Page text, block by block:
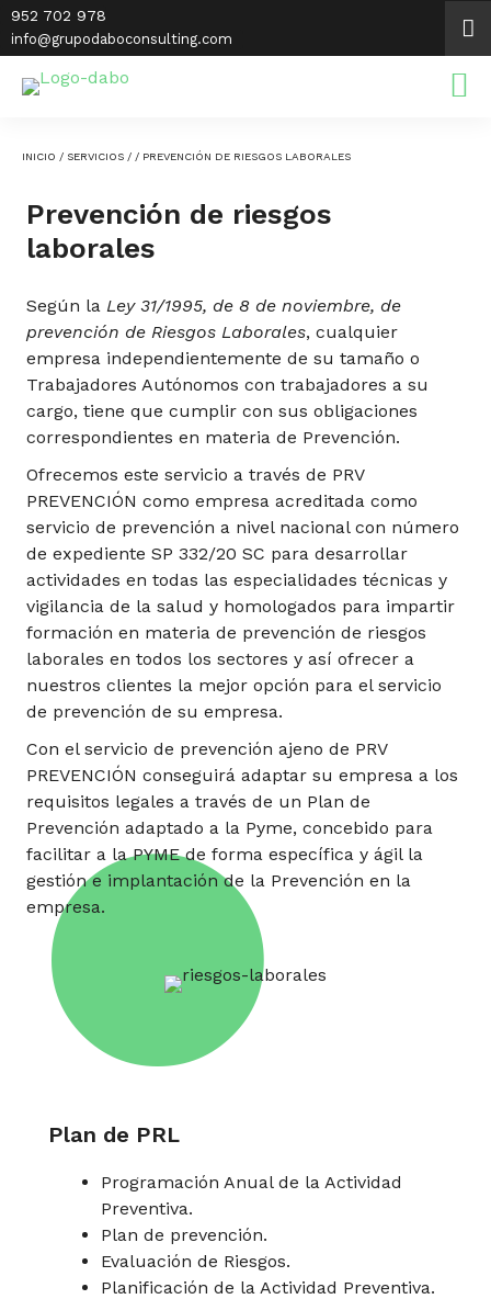
Saltar
al
952 702 978
info@grupodaboconsulting.com
INICIO / SERVICIOS / / PREVENCIÓN DE RIESGOS LABORALES
Prevención de riesgos
laborales
Según la Ley 31/1995, de 8 de noviembre, de
prevención de Riesgos Laborales, cualquier
empresa independientemente de su tamaño o
Trabajadores Autónomos con trabajadores a su
cargo, tiene que cumplir con sus obligaciones
correspondientes en materia de Prevención.
Ofrecemos este servicio a través de PRV
PREVENCIÓN como empresa acreditada como
servicio de prevención a nivel nacional con número
de expediente SP 332/20 SC para desarrollar
actividades en todas las especialidades técnicas y
vigilancia de la salud y homologados para impartir
formación en materia de prevención de riesgos
laborales en todos los sectores y así ofrecer a
nuestros clientes la mejor opción para el servicio
de prevención de su empresa.
Con el servicio de prevención ajeno de PRV
PREVENCIÓN conseguirá adaptar su empresa a los
requisitos legales a través de un Plan de
Prevención adaptado a la Pyme, concebido para
facilitar a la PYME de forma específica y ágil la
gestión e implantación de la Prevención en la
empresa.
Plan de PRL
Programación Anual de la Actividad
Preventiva.
Plan de prevención.
Evaluación de Riesgos.
Planificación de la Actividad Preventiva.